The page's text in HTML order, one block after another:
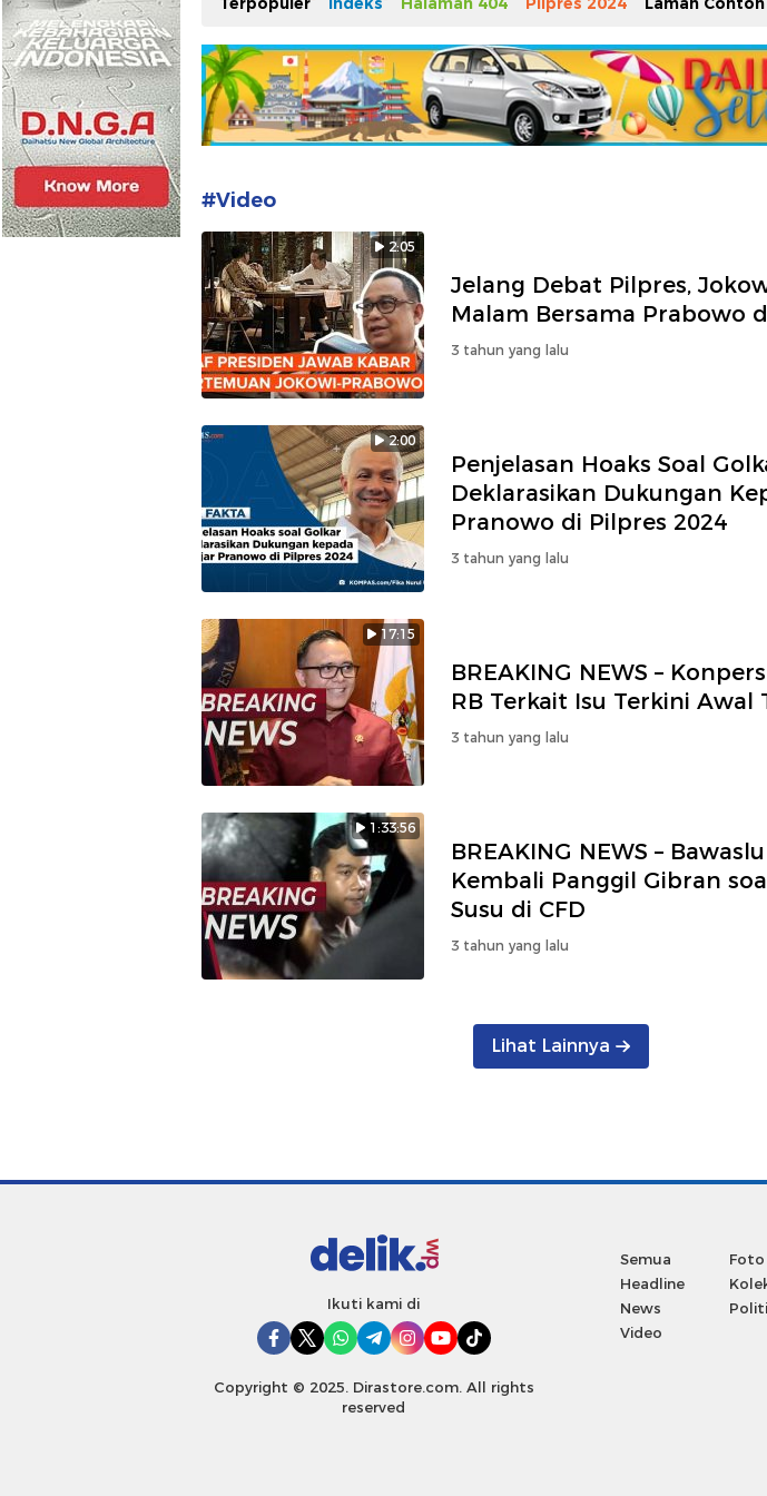
#Video
2:05
Jelang Debat Pilpres,
Malam Bersama Prabowo
3 tahun yang lalu
2:00
Penjelasan Hoaks Soal
Deklarasikan Dukungan
Pranowo di Pilpres 2024
3 tahun yang lalu
17:15
BREAKING NEWS –
RB Terkait Isu Terkini Awal
3 tahun yang lalu
1:33:56
BREAKING NEWS –
Kembali Panggil Gibran
Susu di CFD
3 tahun yang lalu
Lihat Lainnya
Ikuti kami di
Copyright © 2025. Dirastore.com. All rights
reserved
Semua
Foto
Headline
News
Video